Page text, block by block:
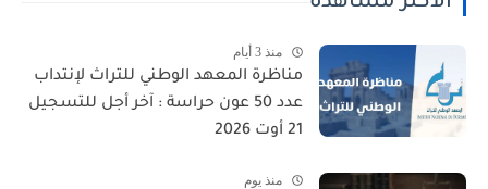
منذ 3 أيام
مناظرة المعهد الوطني للتراث لإنتداب
عدد 50 عون حراسة : آخر أجل للتسجيل
21 أوت 2026
منذ يوم